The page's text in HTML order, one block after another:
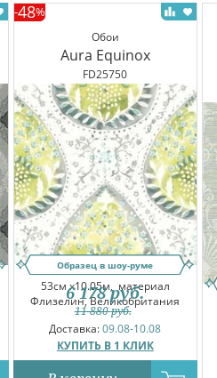
Обои
Aura Equinox
FD25750
-48%
Образец в шоу-руме
53см x10.05м, материал
Флизелин, Великобритания
Доставка:09.08-10.08
КУПИТЬ В 1 КЛИК
11 880руб.
6 178 руб.